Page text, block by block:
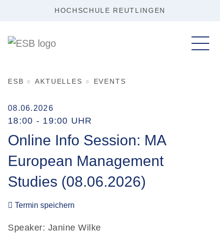
HOCHSCHULE REUTLINGEN
ESB AKTUELLES EVENTS
08.06.2026
18:00 - 19:00 UHR
Online Info Session: MA
European Management
Studies (08.06.2026)
Termin speichern
Speaker: Janine Wilke